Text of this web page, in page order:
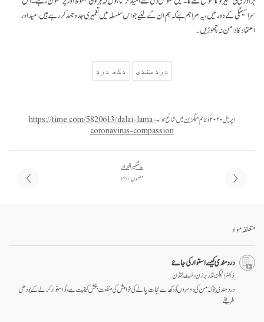
سراسیمگی کے دور میں، یہ امر اہم ہے کہ ہم ان کے لئیے جو اس سلسلہ میں تعمیری جد و جہد کر رہے ہیں امید اور
اعتماد کا دامن نہ چھوڑیں۔
دردمندی دکھ درد
اپریل ۲۰۲۰ کو ٹائم میگزین میں شائع ہوا۔
https://time.com/5820613/dalai-lama-
coronavirus-compassion
عالمگیر اقدار
مضمون ۱۱ / ۱۴
متعلقہ مواد
درد مندی کیسے استوار کی جاۓ
ڈاکٹر الیگزینڈر برزن ، مَیٹ لِنڈن
درد مندی جو کہ من کی دوسروں کو دکھ سے نجات پانے کی خواہش کی منفعت بخش کیفیت ہے، کو استوار کرنے کے بودھی
طریقے